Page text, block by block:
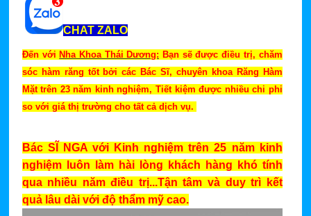
CHAT ZALO
Đến với Nha Khoa Thái Dương: Bạn sẽ được điều trị, chăm
sóc hàm răng tốt bởi các Bác Sĩ, chuyên khoa Răng Hàm
Mặt trên 23 năm kinh nghiệm, Tiết kiệm được nhiều chi phi
so với giá thị trường cho tất cả dịch vụ.
Bác SĨ NGA với Kinh nghiệm trên 25 năm kinh
nghiệm luôn làm hài lòng khách hàng khó tính
qua nhiều năm điều trị...Tận tâm và duy trì kết
quả lâu dài với độ thẩm mỹ cao.